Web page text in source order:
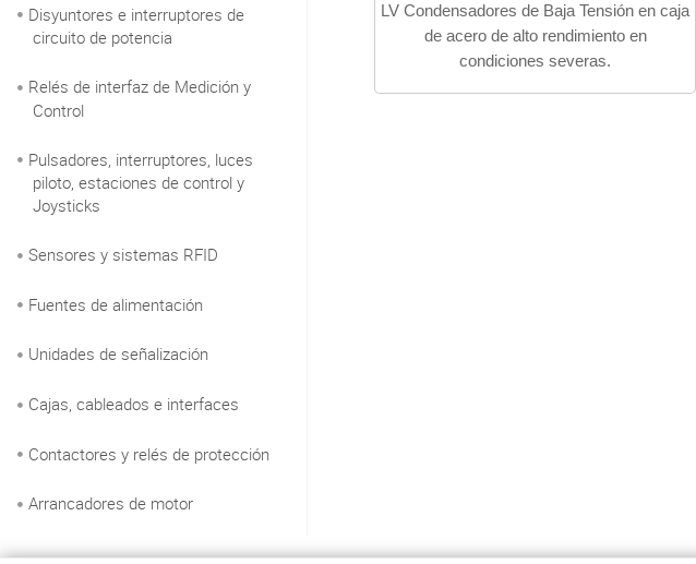
Disyuntores e interruptores de
circuito de potencia
Relés de interfaz de Medición y
Control
Pulsadores, interruptores, luces
piloto, estaciones de control y
Joysticks
Sensores y sistemas RFID
Fuentes de alimentación
Unidades de señalización
Cajas, cableados e interfaces
Contactores y relés de protección
Arrancadores de motor
LV Condensadores de Baja Tensión en caja
de acero de alto rendimiento en
condiciones severas.